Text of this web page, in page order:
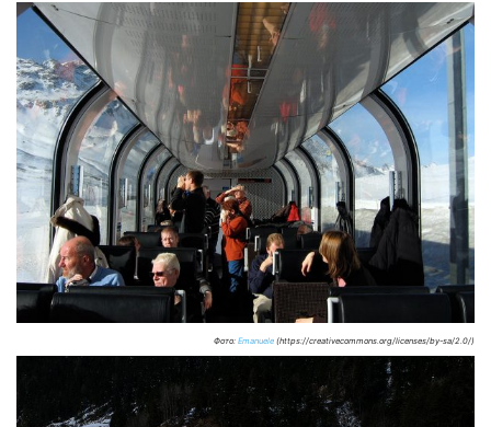
Фото: Emanuele (https://creativecommons.org/licenses/by-sa/2.0/)